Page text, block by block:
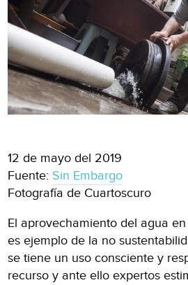
12 de mayo del 2019
Fuente: Sin Embargo
Fotografía de Cuartoscuro
El aprovechamiento del agua
es ejemplo de la no
se tiene un uso consciente y
recurso y ante ello expertos